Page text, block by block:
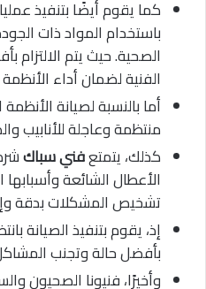
كما يقوم أيضًا بتنفيذ
باستخدام المواد ذات
الصحية. حيث يتم الالتزام
الفنية لضمان أداء
أما بالنسبة لصيانة
منتظمة وعاجلة للأنابيب
كذلك، يتمتعفني سباك
الأعطال الشائعة
تشخيص المشكلات بدقة
إذ، يقوم بتنفيذ الصيانة
بأفضل حالة وتجنب
وأخيرًا، فنيونا الصحيون